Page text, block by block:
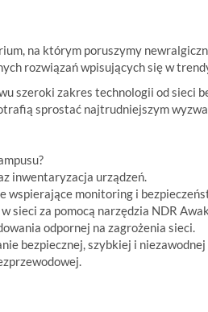
na którym poruszymy
rozwiązań wpisujących się w
szeroki zakres technologii od sieci
sprostać najtrudniejszym
inwentaryzacja urządzeń.
wspierające monitoring i
sieci za pomocą narzędzia NDR
odpornej na zagrożenia sieci.
bezpiecznej, szybkiej i